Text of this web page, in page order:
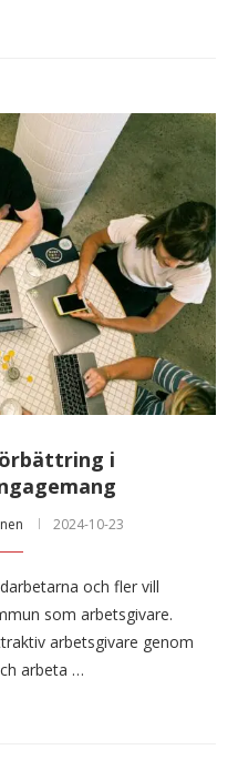
i
2024-10-23
och fler vill
som arbetsgivare.
arbetsgivare genom
arbeta …